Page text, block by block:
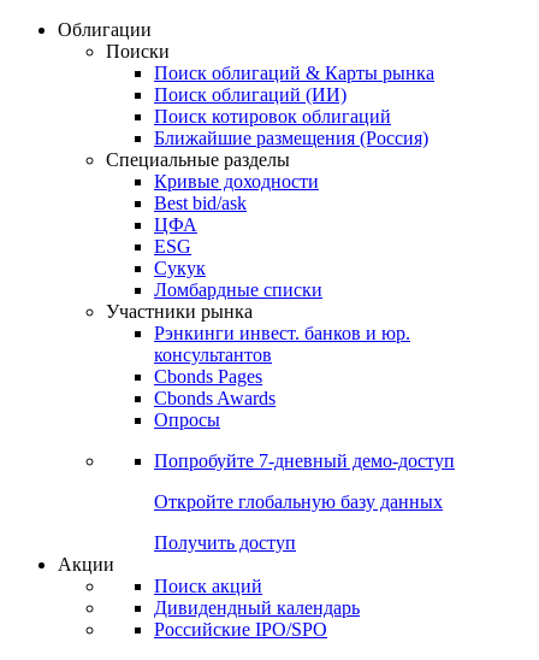
Облигации
Поиски
Поиск облигаций & Карты рынка
Поиск облигаций (ИИ)
Поиск котировок облигаций
Ближайшие размещения (Россия)
Специальные разделы
Кривые доходности
Best bid/ask
ЦФА
ESG
Сукук
Ломбардные списки
Участники рынка
Рэнкинги инвест. банков и юр.
консультантов
Cbonds Pages
Cbonds Awards
Опросы
Попробуйте 7-дневный демо-доступ
Откройте глобальную базу данных
Получить доступ
Акции
Поиск акций
Дивидендный календарь
Российские IPO/SPO